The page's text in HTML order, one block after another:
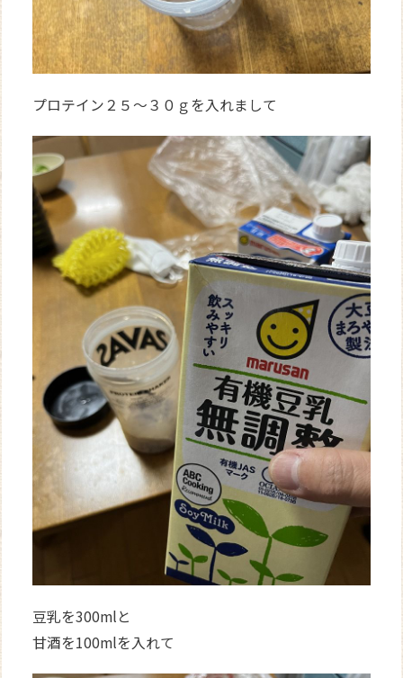
プロテイン２５～３０ｇを入れまして
豆乳を300mlと
甘酒を100mlを入れて